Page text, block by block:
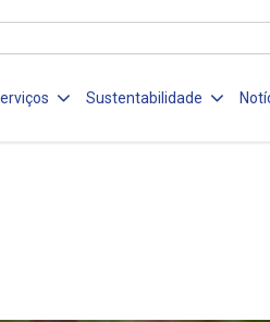
Sustentabilidade